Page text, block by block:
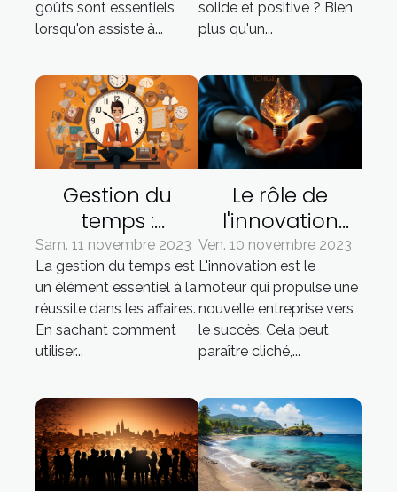
goûts sont essentiels
lorsqu'on assiste à...
solide et positive ? Bien
plus qu'un...
Gestion du
temps :
comment
augmenter son
efficacité dans
les affaires
Sam. 11 novembre 2023
La gestion du temps est
un élément essentiel à la
réussite dans les affaires.
En sachant comment
utiliser...
Le rôle de
l'innovation
dans le succès
d'une nouvelle
entreprise
Ven. 10 novembre 2023
L'innovation est le
moteur qui propulse une
nouvelle entreprise vers
le succès. Cela peut
paraître cliché,...